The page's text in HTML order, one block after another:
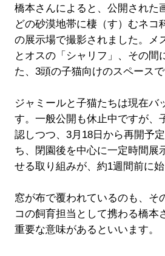
橋本さんによると、公開された
どの砂漠地帯に棲（す）むネコ
の展示場で撮影されました。メ
とオスの「シャリフ」、その間
た、3頭の子猫向けのスペースで
ジャミールと子猫たちは現在バ
す。一般公開も休止中ですが、
認しつつ、3月18日から再開予
ち、閉園後を中心に一定時間展
せる取り組みが、約1週間前に始
窓が布で覆われているのも、そ
コの飼育担当として携わる橋本
重要な意味があるといいます。